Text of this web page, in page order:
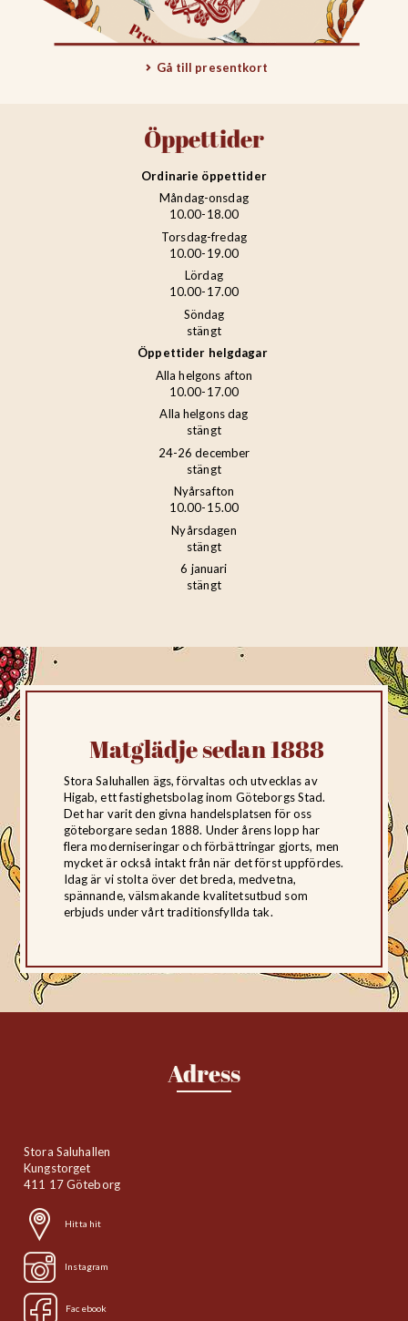
Gå till presentkort
Öppettider
Ordinarie öppettider
Måndag-onsdag
10.00-18.00
Torsdag-fredag
10.00-19.00
Lördag
10.00-17.00
Söndag
stängt
Öppettider helgdagar
Alla helgons afton
10.00-17.00
Alla helgons dag
stängt
24-26 december
stängt
Nyårsafton
10.00-15.00
Nyårsdagen
stängt
6 januari
stängt
Matglädje sedan 1888
Stora Saluhallen ägs, förvaltas och utvecklas av
Higab, ett fastighetsbolag inom Göteborgs Stad.
Det har varit den givna handelsplatsen för oss
göteborgare sedan 1888. Under årens lopp har
flera moderniseringar och förbättringar gjorts, men
mycket är också intakt från när det först uppfördes.
Idag är vi stolta över det breda, medvetna,
spännande, välsmakande kvalitetsutbud som
erbjuds under vårt traditionsfyllda tak.
Adress
Stora Saluhallen
Kungstorget
411 17 Göteborg
Hitta hit
Instagram
Facebook